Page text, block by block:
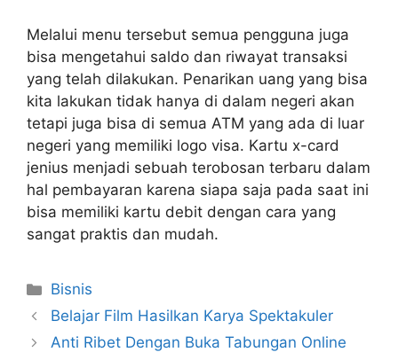
Melalui menu tersebut semua pengguna juga
bisa mengetahui saldo dan riwayat transaksi
yang telah dilakukan. Penarikan uang yang bisa
kita lakukan tidak hanya di dalam negeri akan
tetapi juga bisa di semua ATM yang ada di luar
negeri yang memiliki logo visa. Kartu x-card
jenius menjadi sebuah terobosan terbaru dalam
hal pembayaran karena siapa saja pada saat ini
bisa memiliki kartu debit dengan cara yang
sangat praktis dan mudah.
Kategori
Bisnis
Belajar Film Hasilkan Karya Spektakuler
Anti Ribet Dengan Buka Tabungan Online